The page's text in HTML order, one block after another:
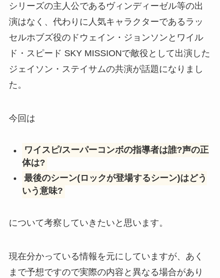
シリーズの主人公であるヴィンディーゼル等の出
演はなく、代わりに人気キャラクターであるラッ
セルホブズ役のドウェイン・ジョンソンとワイル
ド・スピード SKY MISSIONで敵役として出演した
ジェイソン・ステイサムの共演が話題になりまし
た。
今回は
ワイスピ/スーパーコンボの指導者は誰?声の正
体は?
最後のシーン(ロックが登場するシーン)はどう
いう意味?
について考察していきたいと思います。
現在分かっている情報を元にしていますが、あく
まで予想ですので実際の内容と異なる場合があり